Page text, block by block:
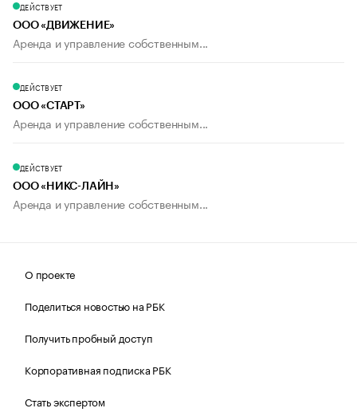
ДЕЙСТВУЕТ
ООО «ДВИЖЕНИЕ»
Аренда и управление собственным...
ДЕЙСТВУЕТ
ООО «СТАРТ»
Аренда и управление собственным...
ДЕЙСТВУЕТ
ООО «НИКС-ЛАЙН»
Аренда и управление собственным...
О проекте
Поделиться новостью на РБК
Получить пробный доступ
Корпоративная подписка РБК
Стать экспертом